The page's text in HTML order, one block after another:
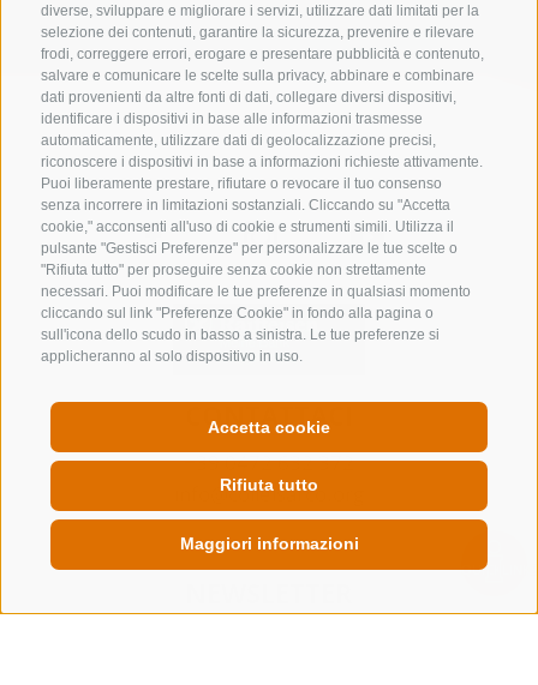
diverse, sviluppare e migliorare i servizi, utilizzare dati limitati per la
selezione dei contenuti, garantire la sicurezza, prevenire e rilevare
frodi, correggere errori, erogare e presentare pubblicità e contenuto,
salvare e comunicare le scelte sulla privacy, abbinare e combinare
dati provenienti da altre fonti di dati, collegare diversi dispositivi,
identificare i dispositivi in base alle informazioni trasmesse
automaticamente, utilizzare dati di geolocalizzazione precisi,
riconoscere i dispositivi in base a informazioni richieste attivamente.
Puoi liberamente prestare, rifiutare o revocare il tuo consenso
senza incorrere in limitazioni sostanziali. Cliccando su "Accetta
cookie," acconsenti all'uso di cookie e strumenti simili. Utilizza il
pulsante "Gestisci Preferenze" per personalizzare le tue scelte o
"Rifiuta tutto" per proseguire senza cookie non strettamente
necessari. Puoi modificare le tue preferenze in qualsiasi momento
cliccando sul link "Preferenze Cookie" in fondo alla pagina o
sull'icona dello scudo in basso a sinistra. Le tue preferenze si
applicheranno al solo dispositivo in uso.
Accetta cookie
Rifiuta tutto
Maggiori informazioni
CONTATTACI
+39 0472 632 372
info@colleisarco.org
QUICKLINKS